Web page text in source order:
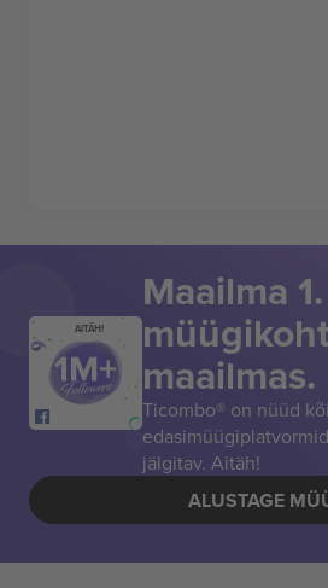
AITÄH!
Maailma 1.
müügikoht
maailmas.
Ticombo® on nüüd
jälgitav. Aitäh!
ALUSTAGE